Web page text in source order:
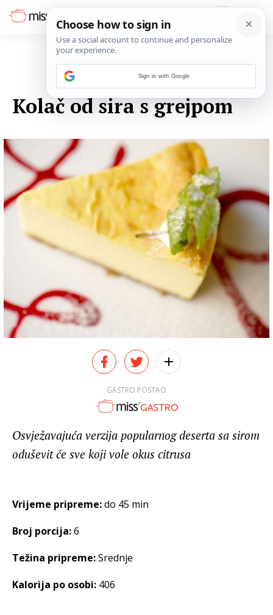
Kolač od sira s grejpom
GASTRO POSTAO
Osvježavajuća verzija popularnog deserta sa sirom
oduševit će sve koji vole okus citrusa
Vrijeme pripreme:do 45 min
Broj porcija:6
Težina pripreme:Srednje
Kalorija po osobi: 406
Sign in with Google